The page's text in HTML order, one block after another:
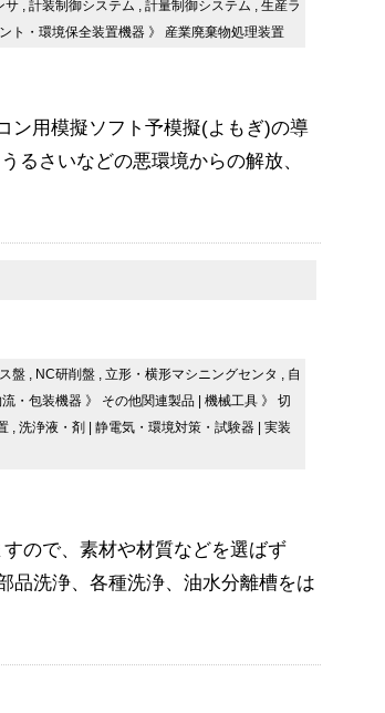
サ 計装制御システム 計量制御システム
生産ラ
ト・環境保全装置機器 》 産業廃棄物処理装置
ン用模擬ソフト予模擬(よもぎ)の導
るさいなどの悪環境からの解放、
盤 , NC研削盤 , 立形・横形マシニングセンタ , 自
・包装機器 》 その他関連製品 機械工具 》 切
, 洗浄液・剤 静電気・環境対策・試験器
実装
ので、素材や材質などを選ばず
品洗浄、各種洗浄、油水分離槽をは